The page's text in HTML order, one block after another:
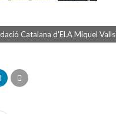
Catalana d'ELA Miquel Valls